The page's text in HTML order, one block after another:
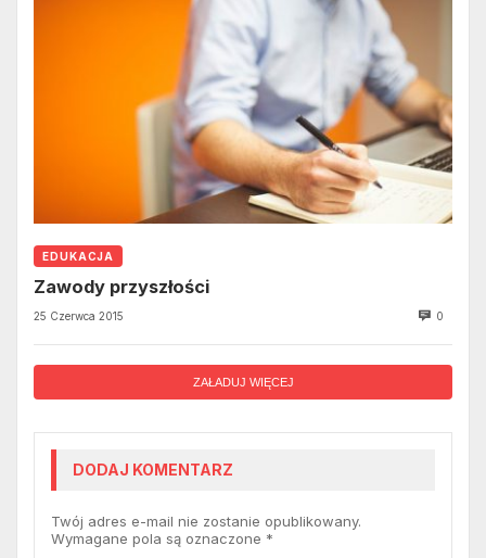
EDUKACJA
Zawody przyszłości
25 Czerwca 2015 0
ZAŁADUJ WIĘCEJ
DODAJ KOMENTARZ
Twój adres e-mail nie zostanie opublikowany.
Wymagane pola są oznaczone *